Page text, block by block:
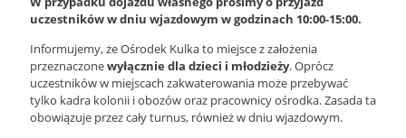
uczestników w dniu wjazdowym w godzinach 10:00-15:00.
Informujemy, że Ośrodek Kulka to miejsce z założenia
przeznaczonewyłącznie dla dzieci i młodzieży. Oprócz
uczestników w miejscach zakwaterowania może przebywać
tylko kadra kolonii i obozów oraz pracownicy ośrodka. Zasada ta
obowiązuje przez cały turnus, również w dniu wjazdowym.